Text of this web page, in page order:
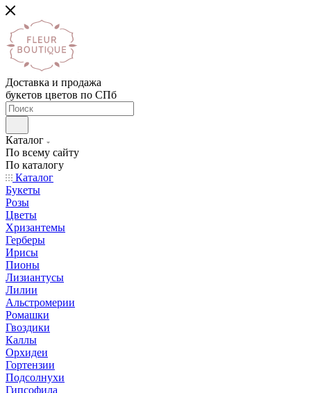
Доставка и продажа
букетов цветов по СПб
Каталог
По всему сайту
По каталогу
Каталог
Букеты
Розы
Цветы
Хризантемы
Герберы
Ирисы
Пионы
Лизиантусы
Лилии
Альстромерии
Ромашки
Гвоздики
Каллы
Орхидеи
Гортензии
Подсолнухи
Гипсофила